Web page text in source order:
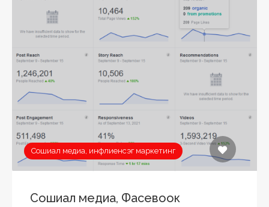
Сошиал медиа, инфлиенсэг маркетинг
Сошиал медиа, Фасевоок